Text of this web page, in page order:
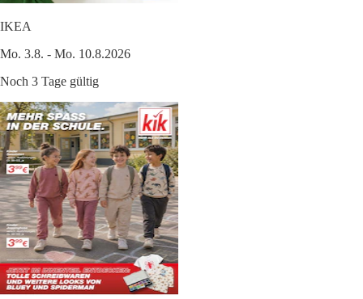
IKEA
Mo. 3.8. - Mo. 10.8.2026
Noch 3 Tage gültig